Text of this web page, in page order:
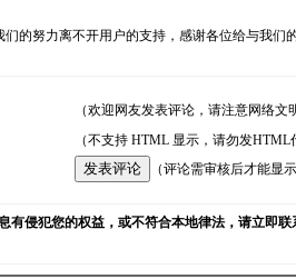
的努力离不开用户的支持，感谢各位给与我们
（欢迎网友发表评论，请注意网络文
（不支持 HTML 显示，请勿发HTML
（评论需审核后才能显示
侵犯您的权益，或不符合本地律法，请立即